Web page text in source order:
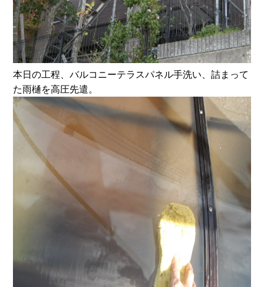
本日の工程、バルコニーテラスパネル手洗い、詰まって
た雨樋を高圧先遣。